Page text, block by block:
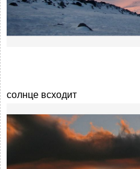
солнце всходит